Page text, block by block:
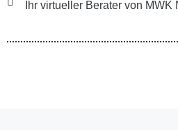
Ihr virtueller Berater von MWK